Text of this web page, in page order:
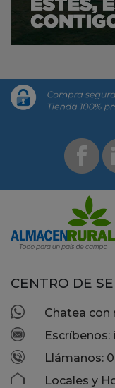
CENTRO DE
Chatea con
Llámanos:
Locales y